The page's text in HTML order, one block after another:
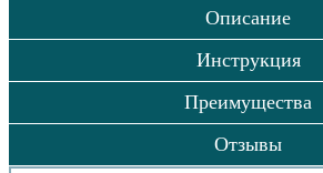
Описание
Инструкция
Преимущества
Отзывы